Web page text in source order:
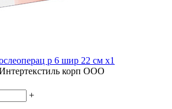
р 6 шир 22 см x1
корп ООО
+